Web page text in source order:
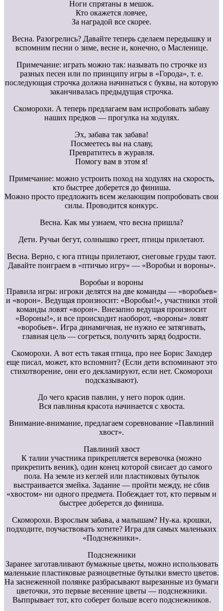
Ноги спрятаны в мешок.
Кто окажется ловчее,
За наградой все скорее.
Весна. Разогрелись? Давайте теперь сделаем передышку и
вспомним песни о зиме, весне и, конечно, о Масленице.
Примечание: играть можно так: называть по строчке из
разных песен или по принципу игры в «Города», т. е.
последующая строчка должна начинаться с буквы, на которую
заканчивалась предыдущая строчка.
Скоморохи. А теперь предлагаем вам испробовать забаву
наших предков — прогулка на ходулях.
Эх, забава так забава!
Посмеетесь вы на славу,
Превратитесь в журавля.
Помогу вам в этом я!
Примечание: можно устроить поход на ходулях на скорость,
кто быстрее доберется до финиша.
Можно просто предложить всем желающим попробовать свои
силы. Проводится конкурс.
Весна. Как мы узнаем, что весна пришла?
Дети. Ручьи бегут, солнышко греет, птицы прилетают.
Весна. Верно, с юга птицы прилетают, снеговые груды тают.
Давайте поиграем в «птичью игру» — «Воробьи и вороны».
Воробьи и вороны
Правила игры: игроки делятся на две команды — «воробьев»
и «ворон». Ведущая произносит: «Воробьи!», участники этой
команды ловят «ворон». Внезапно ведущая произносит
«Вороны!», и все происходит наоборот, «вороны» ловят
«воробьев». Игра динамичная, не нужно ее затягивать,
главная цель — согреться, получить заряд бодрости.
Скоморохи. А вот есть такая птица, про нее Борис Заходер
еще писал, может, кто вспомнит? (Если дети вспоминают это
стихотворение, они его декламируют, если нет. Скоморохи
подсказывают).
До чего красив павлин, у него порок один.
Вся павлинья красота начинается с хвоста.
Внимание-внимание, предлагаем соревнование «Павлиний
хвост».
Павлиний хвост
К талии участника прикрепляется веревочка (можно
прикрепить веник), один конец которой свисает до самого
пола. На земле из кеглей или пластиковых бутылок
выстраивается змейка. Задание — пройти между, не сбив
«хвостом» ни одного предмета. Побеждает тот, кто первым и
быстрее доберется до финиша.
Скоморохи. Взрослым забава, а малышам? Ну-ка. крошки,
подходите, поучаствовать хотите? Игра для самых маленьких
«Подснежники».
Подснежники
Заранее заготавливают бумажные цветы, можно использовать
маленькие пластиковые разноцветные бутылки вместо цветов.
На заснеженной полянке разбрасывают вырезанные из бумаги
цветочки, это первые весенние цветы — подснежники.
Вьппрывает тот, кто соберет больше всего подснежников.